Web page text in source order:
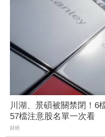
川湖、景碩被關禁閉！6
57檔注意股名單一次看
財經